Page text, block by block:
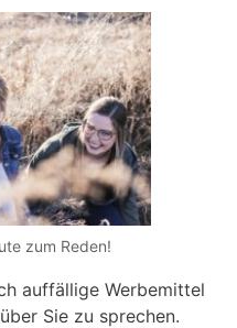
zum Reden!
auffällige Werbemittel
Sie zu sprechen.